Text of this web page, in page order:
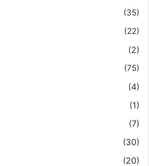
(35)
(22)
(2)
(75)
(4)
(1)
(7)
(30)
(20)